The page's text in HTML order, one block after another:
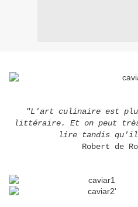
"L'art culinaire est
littéraire. Et on peut
lire tandis qu'il
Robert de